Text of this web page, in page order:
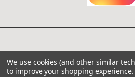
HAMNBERGSVÄGEN 57 C, BOX 251,
+46 (0)705-789491
We use cookies (and other similar
to improve your shopping experience.